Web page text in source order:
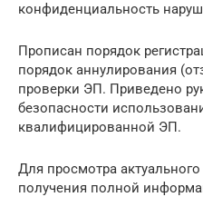
конфиденциальность
Прописан порядок
порядок аннулирования
проверки ЭП. Приведено
безопасности
квалифицированной ЭП.
Для просмотра актуального
получения полной